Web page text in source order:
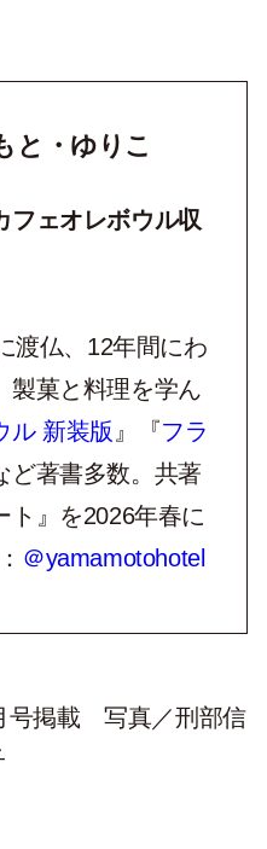
と・ゆりこ
フェオレボウル収
渡仏、 12年間にわ
製菓と料理を学ん
ル 新装版 』『フラ
ど著書多数。共著
ト』を2026年春に
： ＠yamamotohotel
号掲載 写真／刑部信